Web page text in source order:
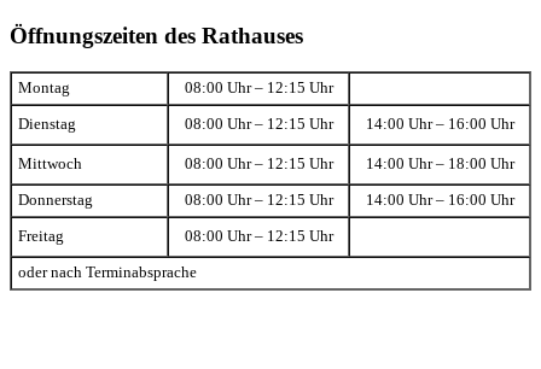
Öffnungszeiten des Rathauses
Montag 08:00 Uhr – 12:15 Uhr
Dienstag 08:00 Uhr – 12:15 Uhr 14:00 Uhr – 16:00 Uhr
Mittwoch 08:00 Uhr – 12:15 Uhr 14:00 Uhr – 18:00 Uhr
Donnerstag 08:00 Uhr – 12:15 Uhr 14:00 Uhr – 16:00 Uhr
Freitag 08:00 Uhr – 12:15 Uhr
oder nach Terminabsprache